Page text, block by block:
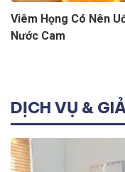
Viêm Họng Có Nên
Nước Cam
DỊCH VỤ &